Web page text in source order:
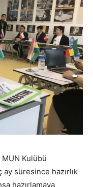
Kulübü
süresince hazırlık
hazırlamaya